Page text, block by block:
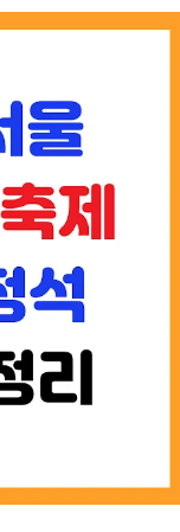
을 대상으로
형태의 에너
의 지원금
가구 등이
달라집니
청했을 때
간단히 접
요! 에너지
지급되며,
용할 수 있
이월되지
에 따라 아래
방용(겨울철)